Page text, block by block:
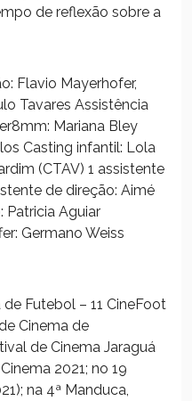
de reflexão sobre a
Flavio Mayerhofer,
Tavares Assistência
Mariana Bley
Casting infantil: Lola
(CTAV) 1 assistente
de direção: Aimé
Patricia Aguiar
Germano Weiss
Futebol – 11 CineFoot
Cinema de
de Cinema Jaraguá
2021; no 19
na 4ª Manduca,